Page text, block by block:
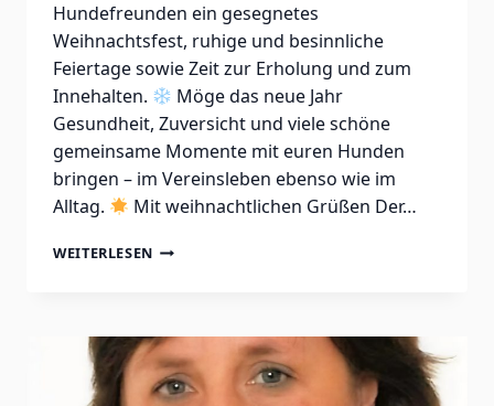
Hundefreunden ein gesegnetes
Weihnachtsfest, ruhige und besinnliche
Feiertage sowie Zeit zur Erholung und zum
Innehalten.
Möge das neue Jahr
Gesundheit, Zuversicht und viele schöne
gemeinsame Momente mit euren Hunden
bringen – im Vereinsleben ebenso wie im
Alltag.
Mit weihnachtlichen Grüßen Der…
WEITERLESEN